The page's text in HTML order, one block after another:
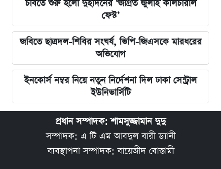
চবিতে শুরু হলো দুইদিনের ‘জাগ্রত জুলাই কালচারাল
ফেস্ট’
জবিতে ছাত্রদল-শিবির সংঘর্ষ, ভিপি-জিএসকে মারধরের
অভিযোগ
ইনকোর্স নম্বর নিয়ে নতুন নির্দেশনা দিল ঢাকা সেন্ট্রাল
ইউনিভার্সিটি
প্রধান সম্পাদক: শামসুজ্জামান দুদু
সম্পাদক: এ টি এম আবদুল বারী ড্যানী
ব্যবস্থাপনা সম্পাদক: বায়েজীদ বোস্তামী